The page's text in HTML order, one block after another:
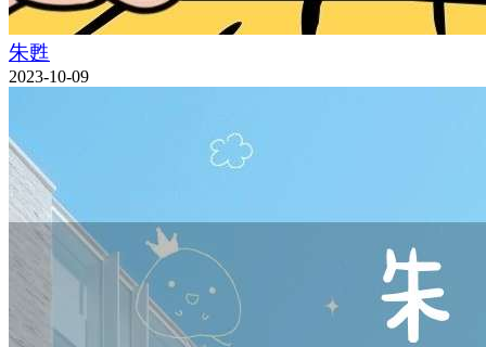
朱甦
2023-10-09